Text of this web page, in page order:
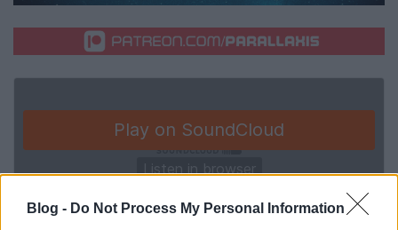
Blog - Do Not Process My Personal Information